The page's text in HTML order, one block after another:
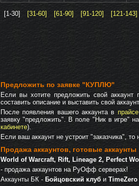
[1-30] [31-60] [61-90] [91-120] [121-143]
Предложить по заявке "КУПЛЮ"
Если вы хотите предложить свой аккаунт
составить описание и выставить свой
После появления вашего аккаунта в прайсе
заявку "предложить". В поле "Ник в игре"
кабинете).
Если ваш аккаунт не устроит "заказчика",
Продажа аккаунтов, готовые аккаунты
World of Warcraft, Rift, Lineage 2, Perfect
- продажа аккаунтов на РуОфф серверах!
Аккаунты БК - Бойцовский клуб и TimeZero